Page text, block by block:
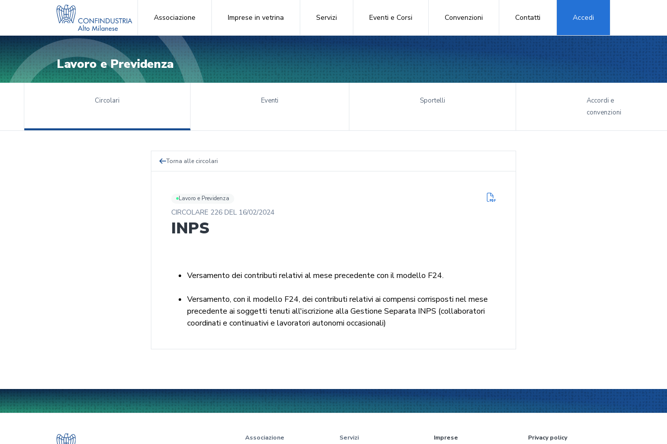
Associazione Imprese in vetrina Servizi Eventi e Corsi Convenzioni Contatti Accedi
Lavoro e Previdenza
Circolari Eventi Sportelli
Accordi e
convenzioni
Torna alle circolari
Lavoro e Previdenza
CIRCOLARE 226 DEL 16/02/2024
INPS
Versamento dei contributi relativi al mese precedente con il modello F24.
Versamento, con il modello F24, dei contributi relativi ai compensi corrisposti nel mese
precedente ai soggetti tenuti all'iscrizione alla Gestione Separata INPS (collaboratori
coordinati e continuativi e lavoratori autonomi occasionali)
Associazione Servizi Imprese Privacy policy